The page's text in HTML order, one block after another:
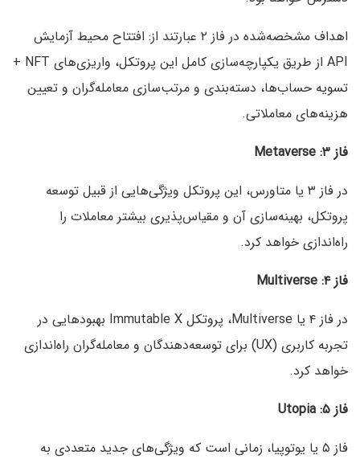
اهداف مشخصه‌شده در فاز ۲ عبارتند از: افتتاح محیط آزمایش
API از طریق یکپارچه‌سازی کامل این پروتکل، واریزی‌های NFT +
تسویه حساب‌ها، دسته‌بندی و مرتب‌سازی معامله‌گران و تعیین
هزینه‌های معاملاتی.
فاز ۳: Metaverse
در فاز ۳ یا متاورس، این پروتکل ویژگی‌هایی از قبیل توسعه
پروتکل، بهینه‌سازی آن و مقیاس‌پذیری بیشتر معاملات را
راه‌اندازی خواهد کرد.
فاز ۴: Multiverse
در فاز ۴ یا Multiverse، پروتکل Immutable X بهبودهایی در
تجربه کاربری (UX) برای توسعه‌دهندگان و معامله‌گران راه‌اندازی
خواهد کرد.
فاز ۵: Utopia
فاز ۵ یا یوتوپیا، زمانی است که ویژگی‌های جدید متعددی به